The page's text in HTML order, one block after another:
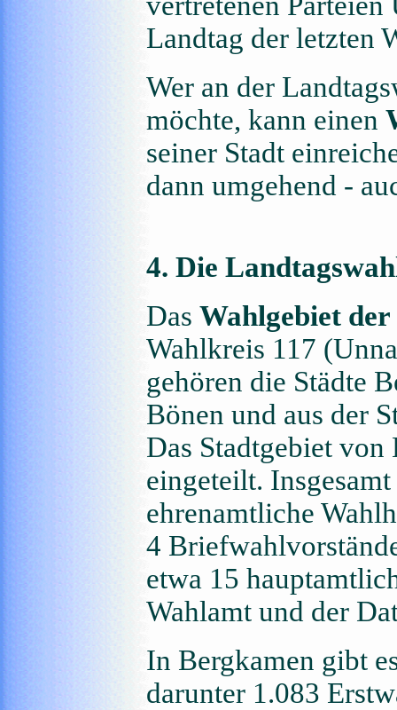
Landtag der letzten
Wer an der
möchte, kann einen
seiner Stadt
dann umgehend -
4. Die
Das Wahlgebiet
Wahlkreis 117
gehören die Städte
Bönen und aus der
Das Stadtgebiet
eingeteilt.
ehrenamtliche
4
etwa 15
Wahlamt und der
In Bergkamen gibt
darunter 1.083